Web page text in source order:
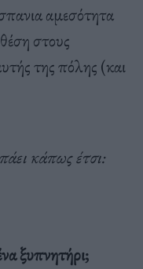
αμεσότητα
στους
της πόλης (και
κάπως έτσι:
ξυπνητήρι;